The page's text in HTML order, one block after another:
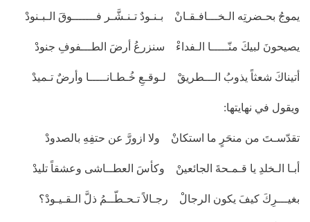
يموجُ بحـضرتِه الـخـــافـقـانْ بـنـودٌ تـنـشَّـر فـــــــوقَ الـبـنودْ
يصيحونَ لبيكَ منّـــــا الـفداءْ سنزرعُ أرضَ الطـــفوفِ جنودْ
أتيناكَ شعثاً يذوبُ الـــطريقْ لـوقـعِ خُـطـانـــــا وأرضٌ تـميدْ
ويقول في نهايتها:
تقدّسـتَ من منحَرٍ ما استكانْ ولا ازورَّ عن حتفِهِ بالصدودْ
أبـا الـخلدِ يا قـمـحةَ الجائعينْ وكأسَ العطــاشى وعشقاً تليدْ
بغيـــرِكَ كيفَ يكون الرجالْ رجـالاً تـحـطّــمُ ذلَّ الـقـيـودْ؟